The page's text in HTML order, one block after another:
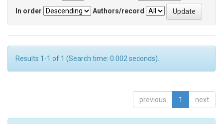
In order
Authors/record
Results 1-1 of 1 (Search time: 0.002 seconds).
previous 1 next